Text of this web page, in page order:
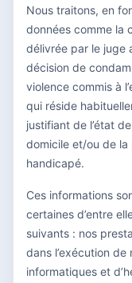
Nous traitons, en
données comme la
délivrée par le juge
décision de
violence commis à
qui réside
justifiant de l’état
domicile et/ou de la
handicapé.
Ces informations
certaines d’entre
suivants : nos
dans l’exécution
informatiques et